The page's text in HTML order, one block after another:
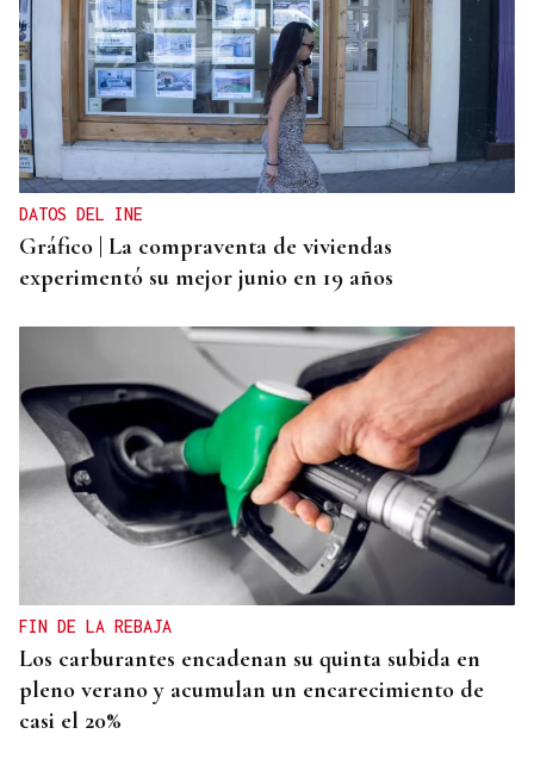
DATOS DEL INE
Gráfico | La compraventa de viviendas
experimentó su mejor junio en 19 años
FIN DE LA REBAJA
Los carburantes encadenan su quinta subida en
pleno verano y acumulan un encarecimiento de
casi el 20%